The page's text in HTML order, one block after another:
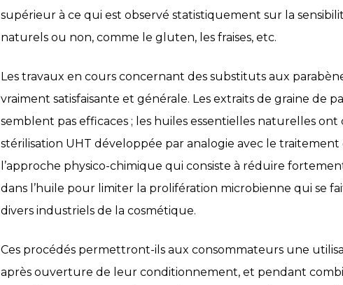
supérieur à ce qui est observé statistiquement sur la
naturels ou non, comme le gluten, les fraises, etc.
Les travaux en cours concernant des substituts aux
vraiment satisfaisante et générale. Les extraits de graine de
semblent pas efficaces ; les huiles essentielles naturelles ont
stérilisation UHT développée par analogie avec le
l’approche physico-chimique qui consiste à réduire
dans l’huile pour limiter la prolifération microbienne qui se
divers industriels de la cosmétique.
Ces procédés permettront-ils aux consommateurs une
après ouverture de leur conditionnement, et pendant